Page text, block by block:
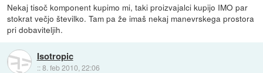
Nekaj tisoč komponent kupimo mi, taki proizvajalci kupijo IMO par
stokrat večjo številko. Tam pa že imaš nekaj manevrskega prostora
pri dobaviteljih.
Isotropic
::8. feb 2010, 22:06